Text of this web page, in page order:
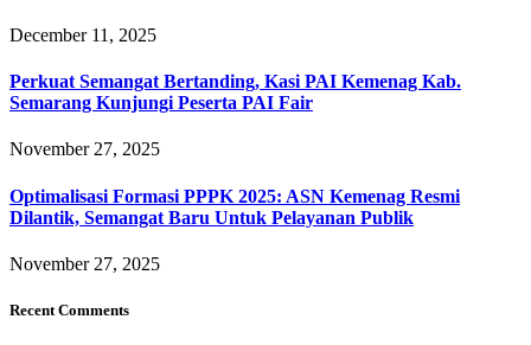
December 11, 2025
Perkuat Semangat Bertanding, Kasi PAI Kemenag Kab.
Semarang Kunjungi Peserta PAI Fair
November 27, 2025
Optimalisasi Formasi PPPK 2025: ASN Kemenag Resmi
Dilantik, Semangat Baru Untuk Pelayanan Publik
November 27, 2025
Recent Comments